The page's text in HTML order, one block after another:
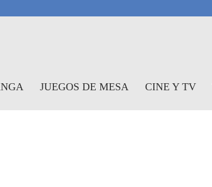
JUEGOS DE MESA CINE Y TV